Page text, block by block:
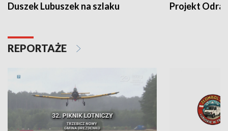
Duszek Lubuszek na szlaku Projekt Odra
REPORTAŻE